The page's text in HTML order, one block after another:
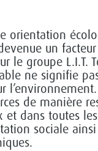
orientation
un
le groupe L.I.T.
ne signifie
de manière
et dans toutes
sociale